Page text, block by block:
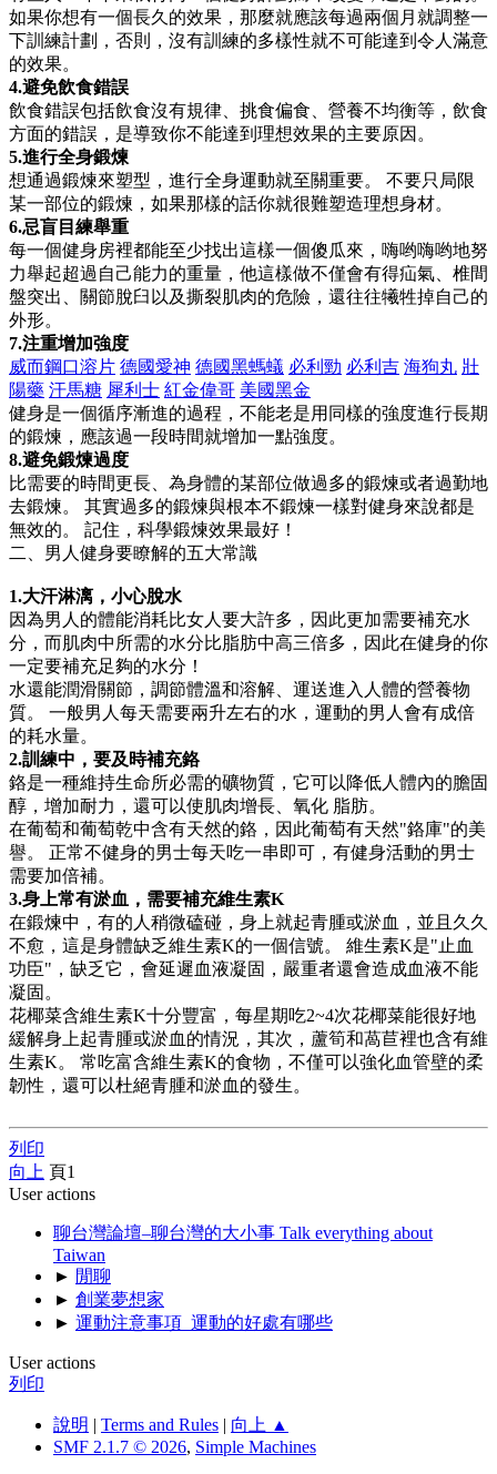
如果你想有一個長久的效果，那麼就應該每過兩個月就調整一
下訓練計劃，否則，沒有訓練的多樣性就不可能達到令人滿意
的效果。
4.避免飲食錯誤
飲食錯誤包括飲食沒有規律、挑食偏食、營養不均衡等，飲食
方面的錯誤，是導致你不能達到理想效果的主要原因。
5.進行全身鍛煉
想通過鍛煉來塑型，進行全身運動就至關重要。 不要只局限
某一部位的鍛煉，如果那樣的話你就很難塑造理想身材。
6.忌盲目練舉重
每一個健身房裡都能至少找出這樣一個傻瓜來，嗨哟嗨哟地努
力舉起超過自己能力的重量，他這樣做不僅會有得疝氣、椎間
盤突出、關節脫臼以及撕裂肌肉的危險，還往往犧牲掉自己的
外形。
7.注重增加強度
威而鋼口溶片 德國愛神 德國黑螞蟻 必利勁 必利吉 海狗丸 壯
陽藥 汗馬糖 犀利士 紅金偉哥 美國黑金
健身是一個循序漸進的過程，不能老是用同樣的強度進行長期
的鍛煉，應該過一段時間就增加一點強度。
8.避免鍛煉過度
比需要的時間更長、為身體的某部位做過多的鍛煉或者過勤地
去鍛煉。 其實過多的鍛煉與根本不鍛煉一樣對健身來說都是
無效的。 記住，科學鍛煉效果最好！
二、男人健身要瞭解的五大常識
1.大汗淋漓，小心脫水
因為男人的體能消耗比女人要大許多，因此更加需要補充水
分，而肌肉中所需的水分比脂肪中高三倍多，因此在健身的你
一定要補充足夠的水分！
水還能潤滑關節，調節體溫和溶解、運送進入人體的營養物
質。 一般男人每天需要兩升左右的水，運動的男人會有成倍
的耗水量。
2.訓練中，要及時補充鉻
鉻是一種維持生命所必需的礦物質，它可以降低人體內的膽固
醇，增加耐力，還可以使肌肉增長、氧化 脂肪。
在葡萄和葡萄乾中含有天然的鉻，因此葡萄有天然"鉻庫"的美
譽。 正常不健身的男士每天吃一串即可，有健身活動的男士
需要加倍補。
3.身上常有淤血，需要補充維生素K
在鍛煉中，有的人稍微磕碰，身上就起青腫或淤血，並且久久
不愈，這是身體缺乏維生素K的一個信號。 維生素K是"止血
功臣"，缺乏它，會延遲血液凝固，嚴重者還會造成血液不能
凝固。
花椰菜含維生素K十分豐富，每星期吃2~4次花椰菜能很好地
緩解身上起青腫或淤血的情況，其次，蘆筍和萵苣裡也含有維
生素K。 常吃富含維生素K的食物，不僅可以強化血管壁的柔
韌性，還可以杜絕青腫和淤血的發生。
列印
向上 頁1
User actions
聊台灣論壇–聊台灣的大小事 Talk everything about
Taiwan
► 閒聊
► 創業夢想家
► 運動注意事項_運動的好處有哪些
User actions
列印
說明 | Terms and Rules | 向上 ▲
SMF 2.1.7 © 2026, Simple Machines